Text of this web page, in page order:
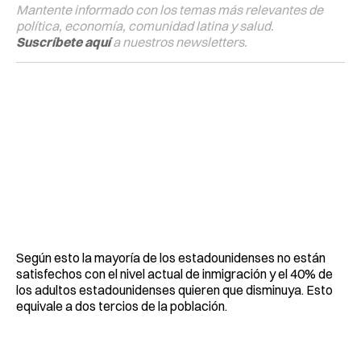
Mantente informado con los temas más relevantes de
política, economía, comunidad latina y salud.
Suscríbete aquía nuestros newsletters.
Según esto la mayoría de los estadounidenses no están
satisfechos con el nivel actual de inmigración y el 40% de
los adultos estadounidenses quieren que disminuya. Esto
equivale a dos tercios de la población.